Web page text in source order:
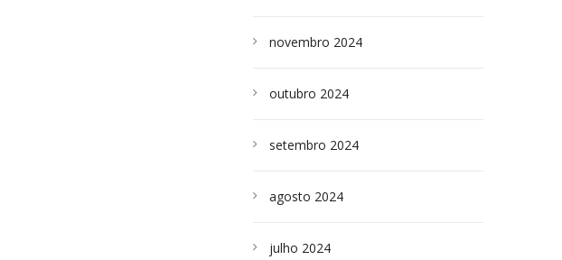
novembro 2024
outubro 2024
setembro 2024
agosto 2024
julho 2024